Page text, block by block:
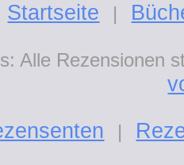
Startseite |
Alle Rezensionen
|